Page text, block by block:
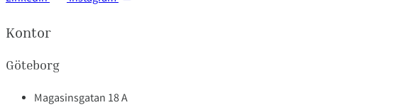
Kontor
Göteborg
Magasinsgatan 18 A